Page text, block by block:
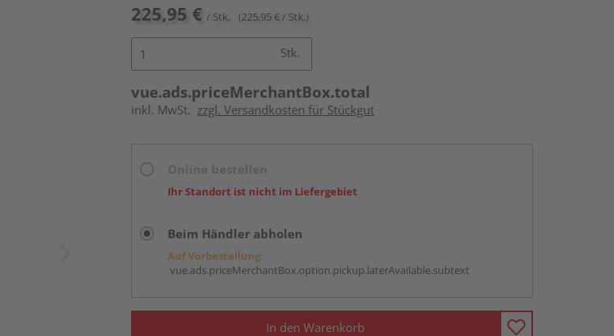
225,95 € / Stk. (225,95 € / Stk.)
Stk.
vue.ads.priceMerchantBox.total
inkl. MwSt. zzgl. Versandkosten für Stückgut
Ihr Standort ist nicht im Liefergebiet
Beim Händler abholen
Auf Vorbestellung:
vue.ads.priceMerchantBox.option.pickup.laterAvailable.subtext
In den Warenkorb